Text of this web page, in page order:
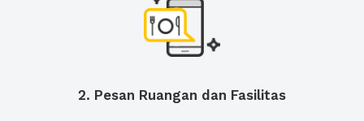
2. Pesan Ruangan dan Fasilitas